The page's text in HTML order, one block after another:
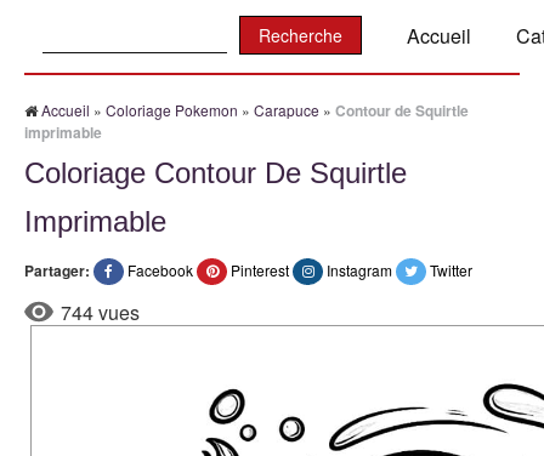
Accueil
Accueil » Coloriage Pokemon » Carapuce » Contour de Squirtle
imprimable
Coloriage Contour De Squirtle
Imprimable
Partager: Facebook Pinterest Instagram Twitter
744 vues